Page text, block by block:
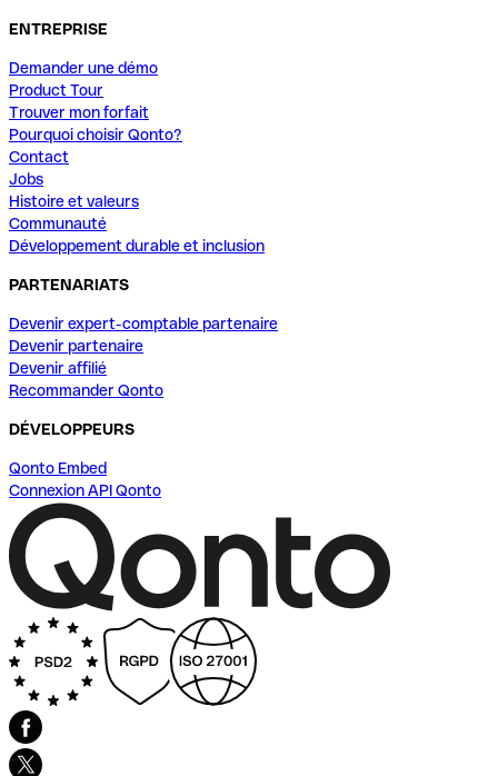
ENTREPRISE
Demander une démo
Product Tour
Trouver mon forfait
Pourquoi choisir Qonto?
Contact
Jobs
Histoire et valeurs
Communauté
Développement durable et inclusion
PARTENARIATS
Devenir expert-comptable partenaire
Devenir partenaire
Devenir affilié
Recommander Qonto
DÉVELOPPEURS
Qonto Embed
Connexion API Qonto